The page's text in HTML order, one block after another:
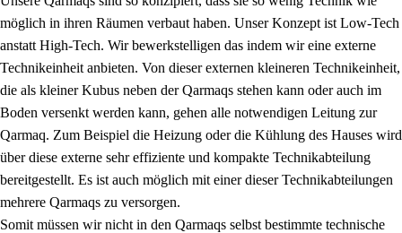
möglich in ihren Räumen verbaut haben. Unser Konzept ist Low-Tech
anstatt High-Tech. Wir bewerkstelligen das indem wir eine externe
Technikeinheit anbieten. Von dieser externen kleineren Technikeinheit,
die als kleiner Kubus neben der Qarmaqs stehen kann oder auch im
Boden versenkt werden kann, gehen alle notwendigen Leitung zur
Qarmaq. Zum Beispiel die Heizung oder die Kühlung des Hauses wird
über diese externe sehr effiziente und kompakte Technikabteilung
bereitgestellt. Es ist auch möglich mit einer dieser Technikabteilungen
mehrere Qarmaqs zu versorgen.
Somit müssen wir nicht in den Qarmaqs selbst bestimmte technische